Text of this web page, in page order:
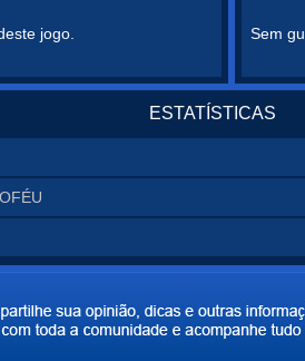
jogo. Sem
ESTATÍSTICAS